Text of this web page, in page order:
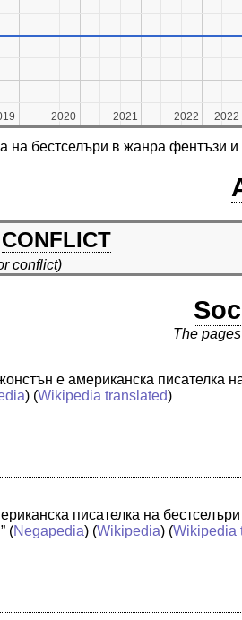
2020
2020 2021
2021 2022
2022 2022
2022
на бестселъри в жанра фентъзи
CONFLICT
conflict)
The
е американска писателка
) (Wikipedia translated)
писателка на
(Negapedia) (Wikipedia) (Wikipedia